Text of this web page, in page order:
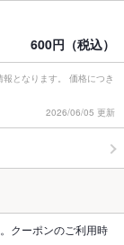
600円（税込）
となります。 価格につき
2026/06/05 更新
クーポンのご利用時